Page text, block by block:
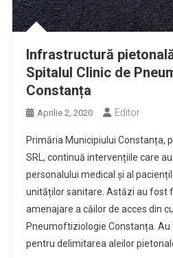
Infrastructură
Spitalul Clinic de
Constanța
Aprilie 2, 2020 Editor
Primăria Municipiului Constanța,
SRL, continuă intervențiile care
personalului medical și al
unităților sanitare. Astăzi au fost
amenajare a căilor de acces din
Pneumoftiziologie Constanța.
pentru delimitarea aleilor